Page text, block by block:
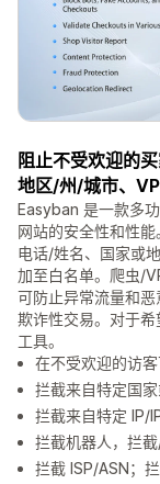
阻止不受欢迎的
地区/州/城市、
Easyban 是一款多
网站的安全性和性
电话/姓名、国家或
加至白名单。爬虫/
可防止异常流量和
欺诈性交易。对于
工具。
在不受欢迎的访
拦截来自特定国
拦截来自特定 IP/
拦截机器人，拦
拦截 ISP/ASN；